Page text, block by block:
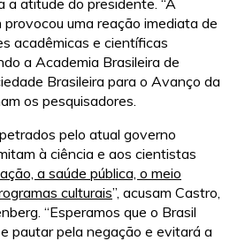
a atitude do presidente. “A
uma reação imediata de
acadêmicas e científicas
a Academia Brasileira de
Brasileira para o Avanço da
os pesquisadores.
pelo atual governo
à ciência e aos cientistas
a saúde pública, o meio
culturais”, acusam Castro,
“Esperamos que o Brasil
pautar pela negação e evitará a